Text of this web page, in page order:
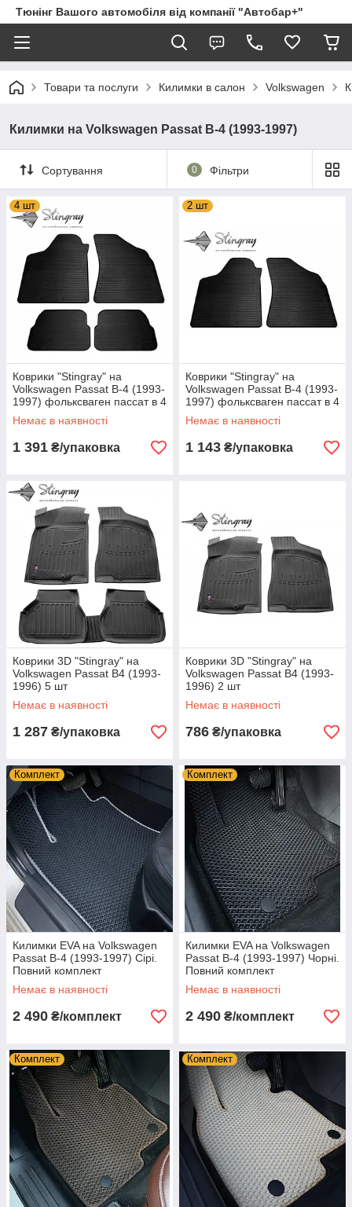
Тюнінг Вашого автомобіля від компанії "Автобар+"
Товари та послуги Килимки в салон Volkswagen
Килимки на Volkswagen Passat B-4 (1993-1997)
Сортування 0 Фільтри
4 шт
Коврики "Stingray" на
Volkswagen Passat B-4 (1993-
1997) фольксваген пассат в 4
Немає в наявності
1 391 ₴/упаковка
2 шт
Коврики "Stingray" на
Volkswagen Passat B-4 (1993-
1997) фольксваген пассат в 4
Немає в наявності
1 143 ₴/упаковка
Коврики 3D "Stingray" на
Volkswagen Passat B4 (1993-
1996) 5 шт
Немає в наявності
1 287 ₴/упаковка
Коврики 3D "Stingray" на
Volkswagen Passat B4 (1993-
1996) 2 шт
Немає в наявності
786 ₴/упаковка
Комплект
Килимки EVA на Volkswagen
Passat B-4 (1993-1997) Сірі.
Повний комплект
Немає в наявності
2 490 ₴/комплект
Комплект
Килимки EVA на Volkswagen
Passat B-4 (1993-1997) Чорні.
Повний комплект
Немає в наявності
2 490 ₴/комплект
Комплект Комплект